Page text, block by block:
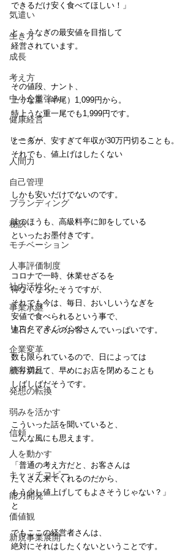
気遣い
生き方
成長
考え方
中小企業強み
健康経営
リーダー
人間力
自己管理
ブランディング
秘訣
モチベーション
人事評価制度
社内活性化
事業承継
リスクマネジメント
企業変革
顧客満足
発想の転換
弱みを活かす
信頼
人を動かす
キャッチコピー
能力開発
価値観
新規事業展開
できるだけ安く食べてほしい！」
と、うなぎの最安値を目指して
経営されています。
その値段、ナント、
上うな重（半尾）1,099円から。
特上うな重一尾でも1,999円です。
ところが、安すぎて年収が30万円切ることも。
それでも、値上げはしたくない
しかも安いだけでないのです。
味のほうも、高級料亭に卸をしている
といったお墨付きです。
コロナで一時、休業せざるを
得なくなったそうですが、
それでも今は、毎日、おいしいうなぎを
安値で食べられるという事で、
連日たくさんのお客さんでいっぱいです。
数も限られているので、日によっては
売り切れて、早めにお店を閉めることも
しばしばだそうです。
こういった話を聞いていると、
こんな風にも思えます。
「普通の考え方だと、お客さんは
たくさん来てくれるのだから、
もう少し値上げしてもよさそうじゃない？」
と
でもここの経営者さんは、
絶対にそれはしたくないということです。